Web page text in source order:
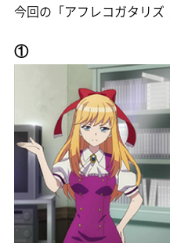
今回の「アフレコガタリ
①